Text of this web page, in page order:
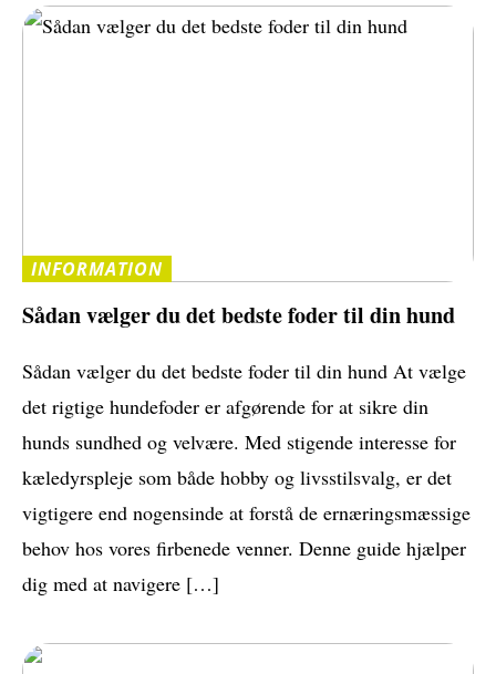
INFORMATION
Sådan vælger du det bedste foder til din hund
Sådan vælger du det bedste foder til din hund At vælge
det rigtige hundefoder er afgørende for at sikre din
hunds sundhed og velvære. Med stigende interesse for
kæledyrspleje som både hobby og livsstilsvalg, er det
vigtigere end nogensinde at forstå de ernæringsmæssige
behov hos vores firbenede venner. Denne guide hjælper
dig med at navigere […]